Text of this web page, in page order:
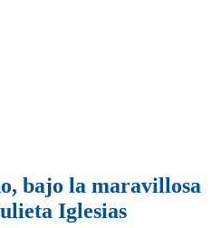
bajo la maravillosa
Iglesias